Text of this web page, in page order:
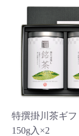
特撰掛川茶ギフ
150g入×2